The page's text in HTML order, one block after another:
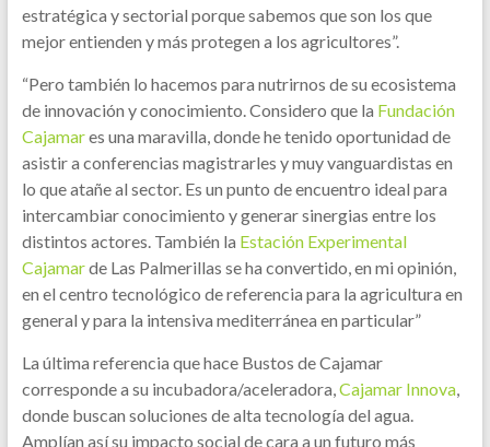
estratégica y sectorial porque sabemos que son los que
mejor entienden y más protegen a los agricultores”.
“Pero también lo hacemos para nutrirnos de su ecosistema
de innovación y conocimiento. Considero que la Fundación
Cajamares una maravilla, donde he tenido oportunidad de
asistir a conferencias magistrarles y muy vanguardistas en
lo que atañe al sector. Es un punto de encuentro ideal para
intercambiar conocimiento y generar sinergias entre los
distintos actores. También la Estación Experimental
Cajamarde Las Palmerillas se ha convertido, en mi opinión,
en el centro tecnológico de referencia para la agricultura en
general y para la intensiva mediterránea en particular”
La última referencia que hace Bustos de Cajamar
corresponde a su incubadora/aceleradora, Cajamar Innova,
donde buscan soluciones de alta tecnología del agua.
Amplían así su impacto social de cara a un futuro más